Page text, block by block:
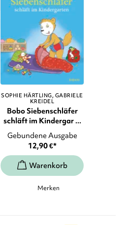
SOPHIE HÄRTLING GABRIELE
KREIDEL
Bobo Siebenschläfer
schläft im Kindergar ...
Gebundene Ausgabe
12,90€*
Merken